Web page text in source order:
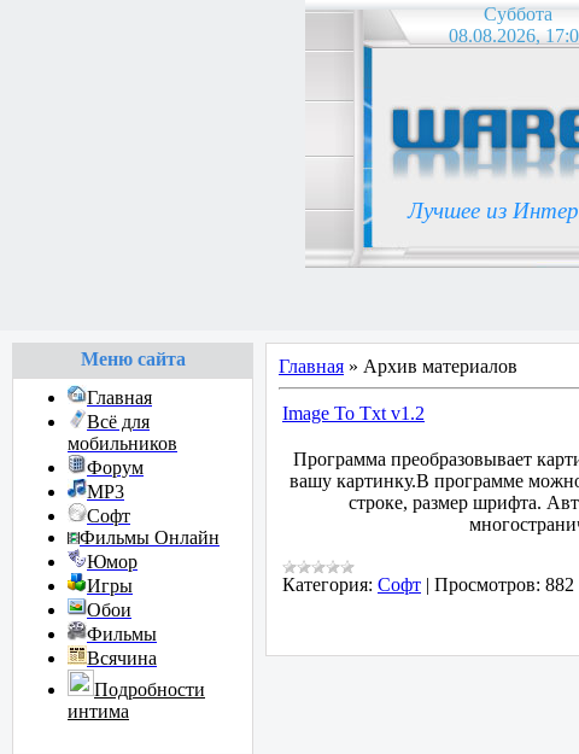
Суббота
08.08.2026,
Лучшее из
Меню сайта
Главная
Всё для
мобильников
Форум
MP3
Софт
Фильмы Онлайн
Юмор
Игры
Обои
Фильмы
Всячина
Подробности
интима
Главная » Архив материалов
Image To Txt v1.2
Программа преобразовывает
вашу картинку.В программе
строке, размер шрифта.
Категория: Софт | Просмотров: 882